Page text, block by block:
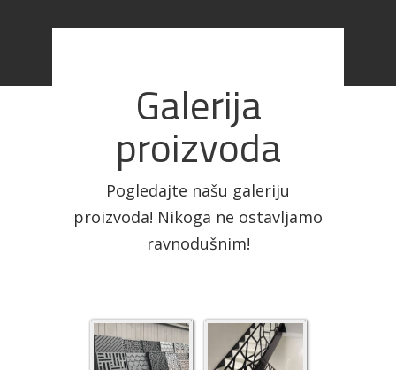
Galerija
proizvoda
Pogledajte našu galeriju
proizvoda! Nikoga ne ostavljamo
ravnodušnim!